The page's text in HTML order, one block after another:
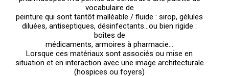
vocabulaire de
peinture qui sont tantôt malléable / fluide : sirop, gélules
diluées, antiseptiques, désinfectants…ou bien rigide :
boîtes de
médicaments, armoires à pharmacie…
Lorsque ces matériaux sont associés ou mise en
situation et en interaction avec une image architecturale
(hospices ou foyers)